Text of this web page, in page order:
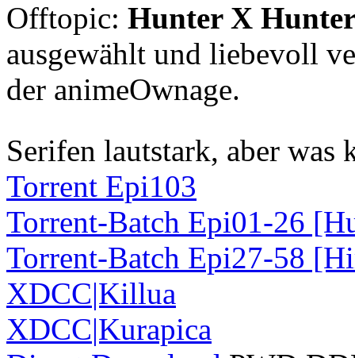
Offtopic: Hunter X
ausgewählt und liebevoll
der animeOwnage.
Serifen lautstark, aber was
Torrent Epi103
Torrent-Batch Epi01-26
Torrent-Batch Epi27-58
XDCC|Killua
XDCC|Kurapica